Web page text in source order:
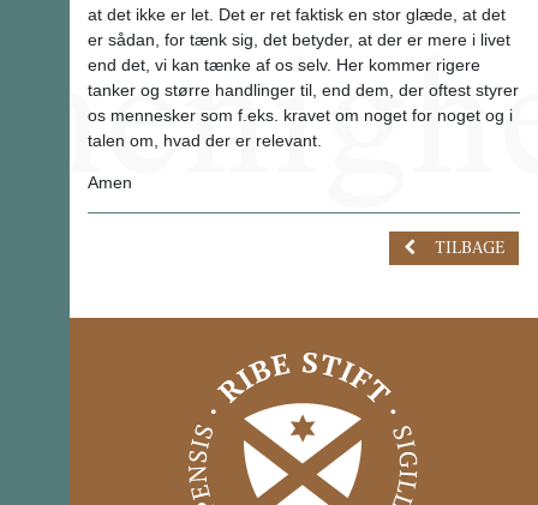
at det ikke er let. Det er ret faktisk en stor glæde, at det
er sådan, for tænk sig, det betyder, at der er mere i livet
end det, vi kan tænke af os selv. Her kommer rigere
tanker og større handlinger til, end dem, der oftest styrer
os mennesker som f.eks. kravet om noget for noget og i
talen om, hvad der er relevant.
Amen
TILBAGE